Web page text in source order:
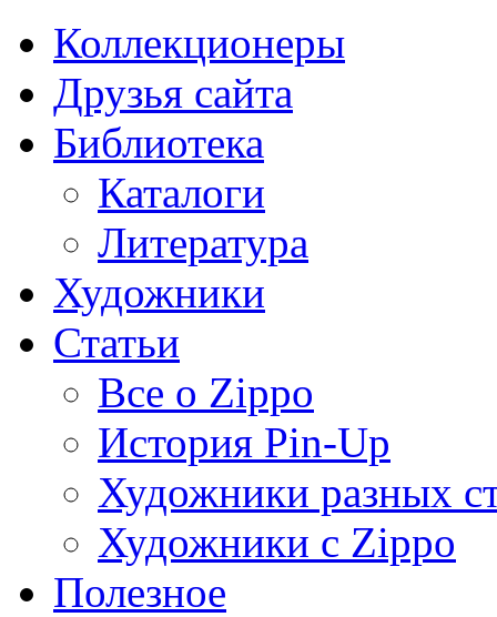
Коллекционеры
Друзья сайта
Библиотека
Каталоги
Литература
Художники
Статьи
Все о Zippo
История Pin-Up
Художники разных
Художники с Zippo
Полезное